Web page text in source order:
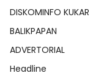
DISKOMINFO KUKAR
BALIKPAPAN
ADVERTORIAL
Headline